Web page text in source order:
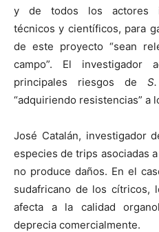
y de todos los actores
técnicos y científicos, para
de este proyecto “sean
campo”. El
principales riesgos de
“adquiriendo resistencias” a
José Catalán, investigador
especies de trips asociadas
no produce daños. En el
sudafricano de los cítricos,
afecta a la calidad
deprecia comercialmente.